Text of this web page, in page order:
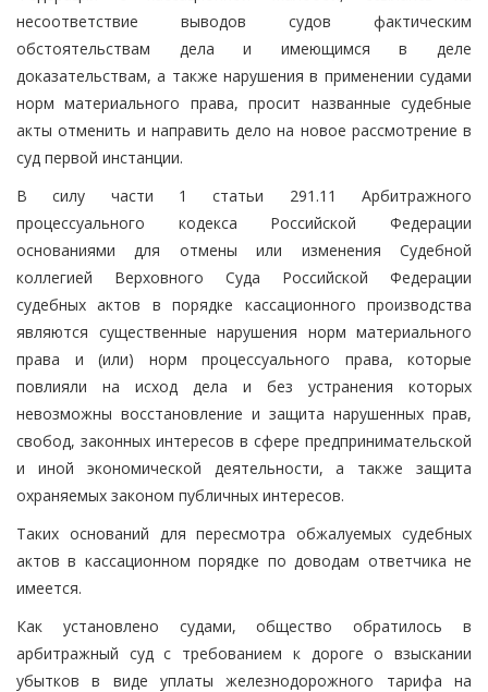
несоответствие выводов судов фактическим
обстоятельствам дела и имеющимся в деле
доказательствам, а также нарушения в применении судами
норм материального права, просит названные судебные
акты отменить и направить дело на новое рассмотрение в
суд первой инстанции.
В силу части 1 статьи 291.11 Арбитражного
процессуального кодекса Российской Федерации
основаниями для отмены или изменения Судебной
коллегией Верховного Суда Российской Федерации
судебных актов в порядке кассационного производства
являются существенные нарушения норм материального
права и (или) норм процессуального права, которые
повлияли на исход дела и без устранения которых
невозможны восстановление и защита нарушенных прав,
свобод, законных интересов в сфере предпринимательской
и иной экономической деятельности, а также защита
охраняемых законом публичных интересов.
Таких оснований для пересмотра обжалуемых судебных
актов в кассационном порядке по доводам ответчика не
имеется.
Как установлено судами, общество обратилось в
арбитражный суд с требованием к дороге о взыскании
убытков в виде уплаты железнодорожного тарифа на